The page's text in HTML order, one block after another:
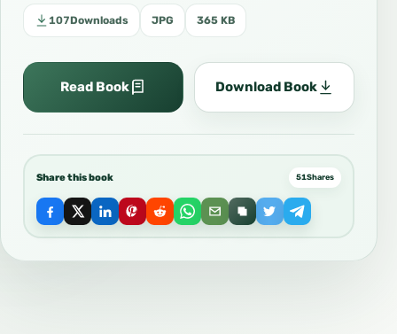
107Downloads JPG 365 KB
Read Book Download Book
Share this book 51Shares